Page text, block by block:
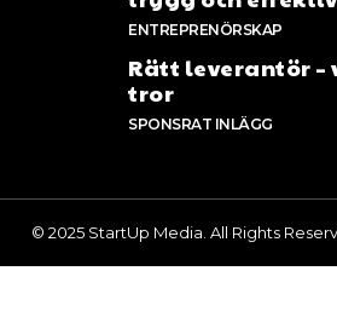
ENTREPRENÖRSKAP
Rätt leverantör
tror
SPONSRAT INLÄGG
© 2025 StartUp Media. All Rights